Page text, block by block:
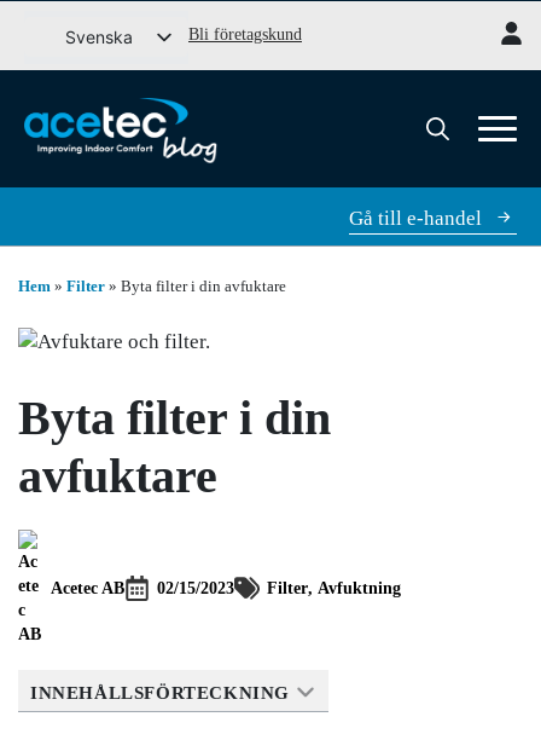
Svenska
English (UK)
Dansk
Norsk bokmål
Bli företagskund
Gå till e-handel
Hem » Filter » Byta filter i din avfuktare
Byta filter i din
avfuktare
Acetec AB 02/15/2023 Filter Avfuktning
INNEHÅLLSFÖRTECKNING